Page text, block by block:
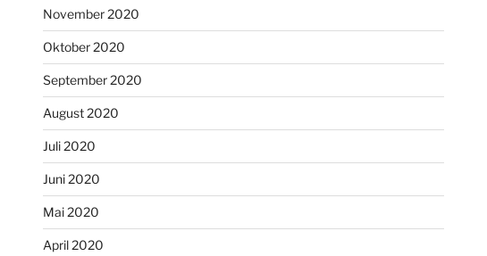
November 2020
Oktober 2020
September 2020
August 2020
Juli 2020
Juni 2020
Mai 2020
April 2020